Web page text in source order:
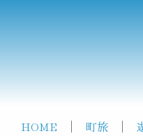
HOME 町旅